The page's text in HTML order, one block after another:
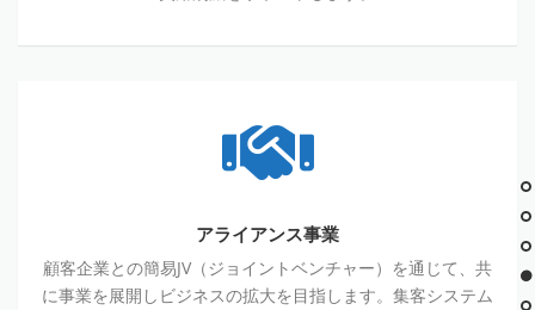
アライアンス事業
顧客企業との簡易JV（ジョイントベンチャー）を通じて、共
に事業を展開しビジネスの拡大を目指します。集客システム